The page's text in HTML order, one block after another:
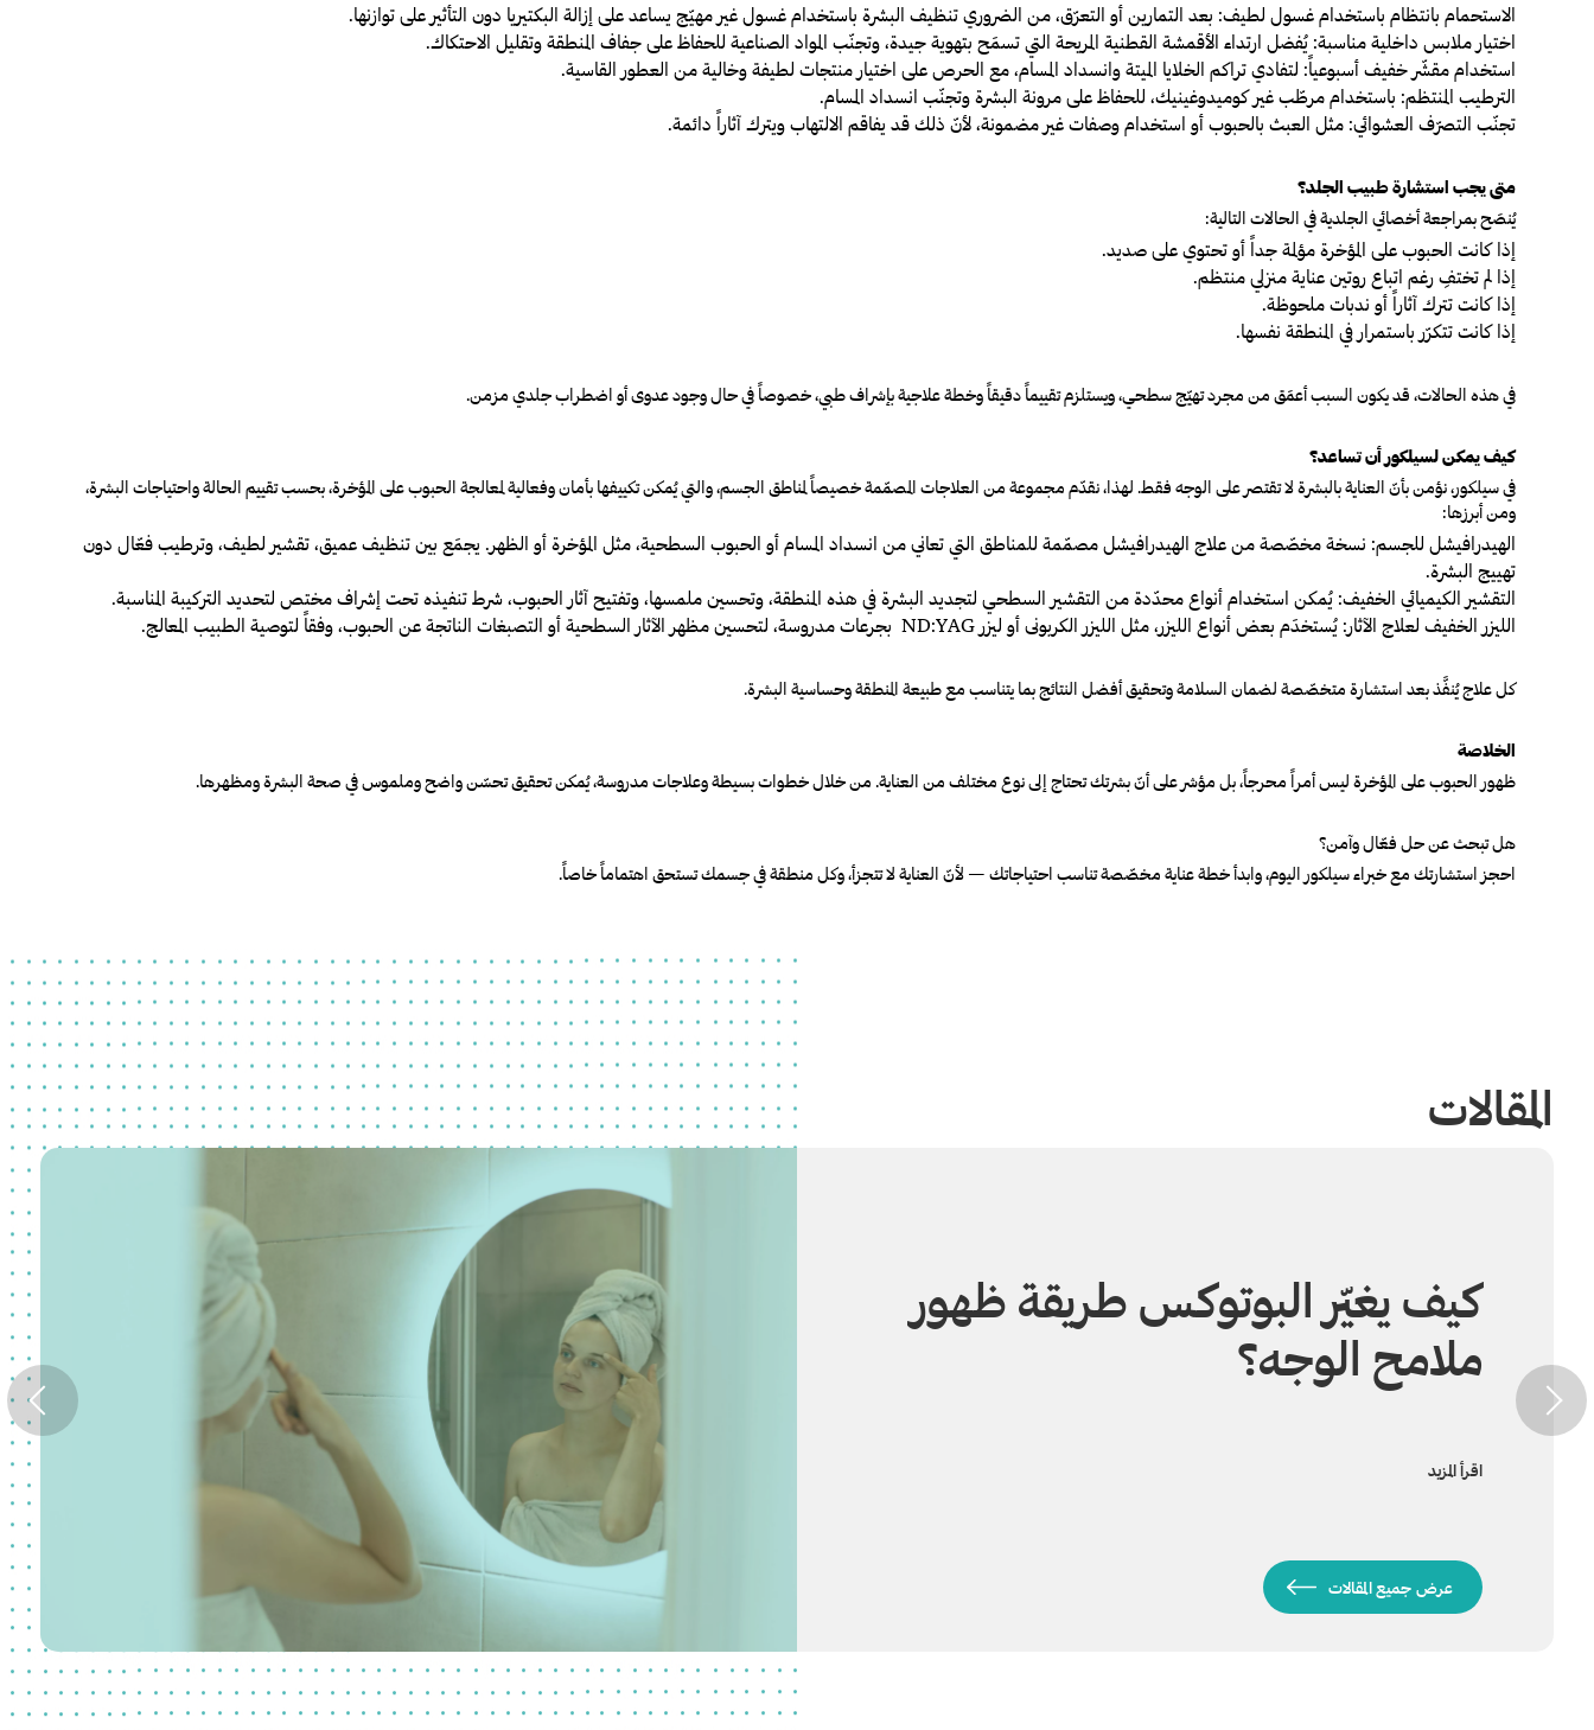
الاستحمام بانتظام باستخدام غسول لطيف: بعد التمارين أو التعرّق، من الضروري تنظيف البشرة باستخدام غسول غير مهيّج يساعد على إزالة البكتيريا دون التأثير على توازنها.
اختيار ملابس داخلية مناسبة: يُفضل ارتداء الأقمشة القطنية المريحة التي تسمَح بتهوية جيدة، وتجنّب المواد الصناعية للحفاظ على جفاف المنطقة وتقليل الاحتكاك.
استخدام مقشّر خفيف أسبوعياً: لتفادي تراكم الخلايا الميتة وانسداد المسام، مع الحرص على اختيار منتجات لطيفة وخالية من العطور القاسية.
الترطيب المنتظم: باستخدام مرطّب غير كوميدوغينيك، للحفاظ على مرونة البشرة وتجنّب انسداد المسام.
تجنّب التصرّف العشوائي: مثل العبث بالحبوب أو استخدام وصفات غير مضمونة، لأنّ ذلك قد يفاقم الالتهاب ويترك آثاراً دائمة.
متى يجب استشارة طبيب الجلد؟
يُنصَح بمراجعة أخصائي الجلدية في الحالات التالية:
إذا كانت الحبوب على المؤخرة مؤلمة جداً أو تحتوي على صديد.
إذا لم تختفِ رغم اتباع روتين عناية منزلي منتظم.
إذا كانت تترك آثاراً أو ندبات ملحوظة.
إذا كانت تتكرّر باستمرار في المنطقة نفسها.
في هذه الحالات، قد يكون السبب أعمَق من مجرد تهيّج سطحي، ويستلزم تقييماً دقيقاً وخطة علاجية بإشراف طبي، خصوصاً في حال وجود عدوى أو اضطراب جلدي مزمن.
كيف يمكن لسيلكور أن تساعد؟
في سيلكور، نؤمن بأنّ العناية بالبشرة لا تقتصر على الوجه فقط. لهذا، نقدّم مجموعة من العلاجات المصمّمة خصيصاً لمناطق الجسم، والتي يُمكن تكييفها بأمان وفعالية لمعالجة الحبوب على المؤخرة، بحسب تقييم الحالة واحتياجات البشرة،
ومن أبرزها:
الهيدرافيشل للجسم: نسخة مخصّصة من علاج الهيدرافيشل مصمّمة للمناطق التي تعاني من انسداد المسام أو الحبوب السطحية، مثل المؤخرة أو الظهر. يجمَع بين تنظيف عميق، تقشير لطيف، وترطيب فعّال دون
تهييج البشرة.
التقشير الكيميائي الخفيف: يُمكن استخدام أنواع محدّدة من التقشير السطحي لتجديد البشرة في هذه المنطقة، وتحسين ملمسها، وتفتيح آثار الحبوب، شرط تنفيذه تحت إشراف مختص لتحديد التركيبة المناسبة.
الليزر الخفيف لعلاج الآثار: يُستخدَم بعض أنواع الليزر، مثل الليزر الكربونى أو ليزر ND:YAG بجرعات مدروسة، لتحسين مظهر الآثار السطحية أو التصبغات الناتجة عن الحبوب، وفقاً لتوصية الطبيب المعالج.
كل علاج يُنفَّذ بعد استشارة متخصّصة لضمان السلامة وتحقيق أفضل النتائج بما يتناسب مع طبيعة المنطقة وحساسية البشرة.
الخلاصة
ظهور الحبوب على المؤخرة ليس أمراً محرجاً، بل مؤشر على أنّ بشرتك تحتاج إلى نوع مختلف من العناية. من خلال خطوات بسيطة وعلاجات مدروسة، يُمكن تحقيق تحسّن واضح وملموس في صحة البشرة ومظهرها.
هل تبحث عن حل فعّال وآمن؟
احجز استشارتك مع خبراء سيلكور اليوم، وابدأ خطة عناية مخصّصة تناسب احتياجاتك —لأنّ العناية لا تتجزأ، وكل منطقة في جسمك تستحق اهتماماً خاصاً.
المقالات
كيف يغيّر البوتوكس طريقة ظهور
ملامح الوجه؟
اقرأ المزيد
عرض جميع المقالات